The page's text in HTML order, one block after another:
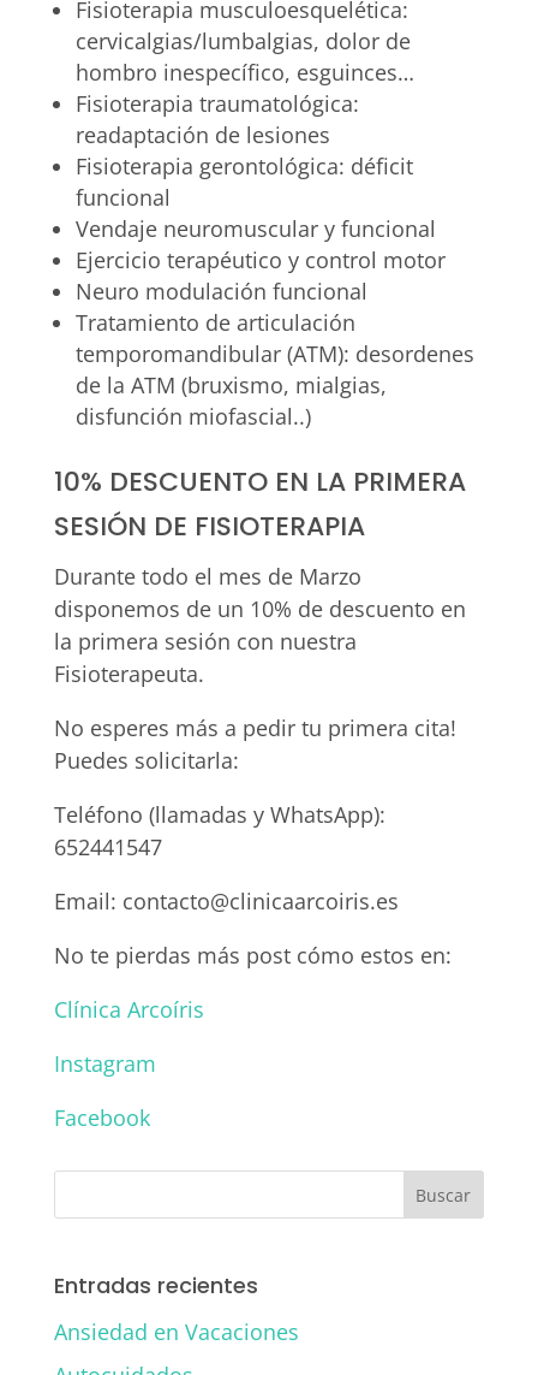
Fisioterapia musculoesquelética:
cervicalgias/lumbalgias, dolor de
hombro inespecífico, esguinces…
Fisioterapia traumatológica:
readaptación de lesiones
Fisioterapia gerontológica: déficit
funcional
Vendaje neuromuscular y funcional
Ejercicio terapéutico y control motor
Neuro modulación funcional
Tratamiento de articulación
temporomandibular (ATM): desordenes
de la ATM (bruxismo, mialgias,
disfunción miofascial..)
10% DESCUENTO EN LA PRIMERA
SESIÓN DE FISIOTERAPIA
Durante todo el mes de Marzo
disponemos de un 10% de descuento en
la primera sesión con nuestra
Fisioterapeuta.
No esperes más a pedir tu primera cita!
Puedes solicitarla:
Teléfono (llamadas y WhatsApp):
652441547
Email: contacto@clinicaarcoiris.es
No te pierdas más post cómo estos en:
Clínica Arcoíris
Instagram
Facebook
Entradas recientes
Ansiedad en Vacaciones